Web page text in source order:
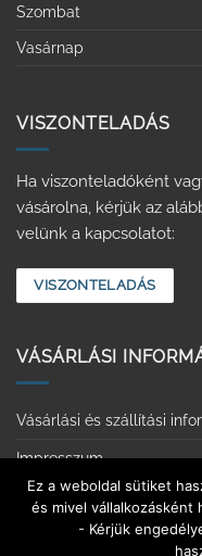
Szombat
Vasárnap
VISZONTELADÁS
Ha viszonteladóként
vásárolna, kérjük az
velünk a kapcsolatot:
VISZONTELADÁS
VÁSÁRLÁSI
Vásárlási és szállítási
Impresszum
Adatvédelmi tájékoztató
Érintkezésmentes
Ez a weboldal sütiket
és mivel vállalkozásként
- Kérjük